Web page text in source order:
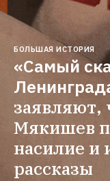
БОЛЬШАЯ ИСТОРИЯ
«Самый
заявляют,
Мякишев
насилие и
рассказы